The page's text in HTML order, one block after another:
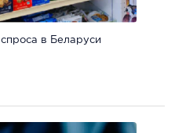
в Беларуси